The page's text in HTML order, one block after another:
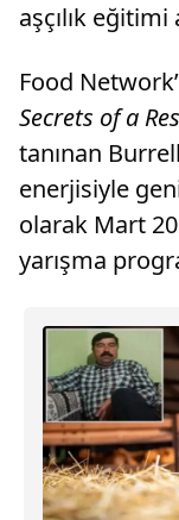
aşçılık eğitimi
Food
Secrets of a
tanınan
enerjisiyle
olarak Mart
yarışma